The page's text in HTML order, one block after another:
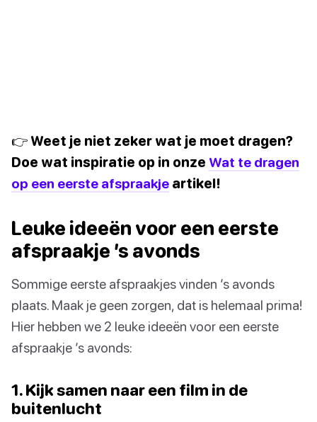
👉 Weet je niet zeker wat je moet dragen?
Doe wat inspiratie op in onze Wat te dragen
op een eerste afspraakje artikel!
Leuke ideeën voor een eerste
afspraakje ’s avonds
Sommige eerste afspraakjes vinden ’s avonds
plaats. Maak je geen zorgen, dat is helemaal prima!
Hier hebben we 2 leuke ideeën voor een eerste
afspraakje ’s avonds:
1. Kijk samen naar een film in de
buitenlucht